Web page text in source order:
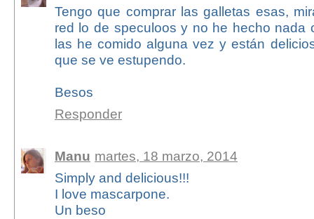
Tengo que comprar las galletas esas,
red lo de speculoos y no he hecho nada
las he comido alguna vez y están
que se ve estupendo.
Besos
Responder
Manu martes, 18 marzo, 2014
Simply and delicious!!!
I love mascarpone.
Un beso